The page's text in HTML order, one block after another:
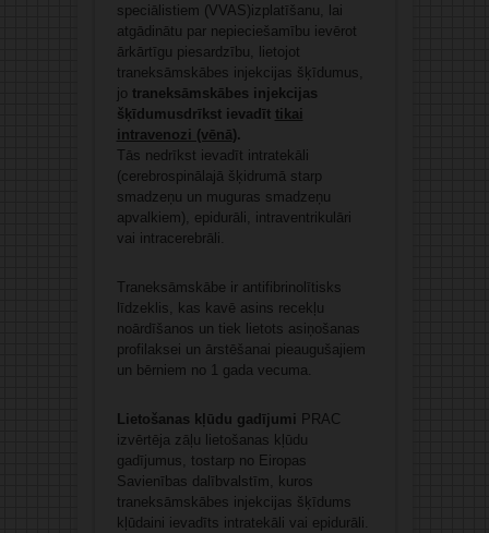
speciālistiem (VVAS)izplatīšanu, lai
atgādinātu par nepieciešamību ievērot
ārkārtīgu piesardzību, lietojot
traneksāmskābes injekcijas šķīdumus,
jo traneksāmskābes injekcijas
šķīdumusdrīkst ievadīt tikai
intravenozi (vēnā).
Tās nedrīkst ievadīt intratekāli
(cerebrospinālajā šķidrumā starp
smadzeņu un muguras smadzeņu
apvalkiem), epidurāli, intraventrikulāri
vai intracerebrāli.
Traneksāmskābe ir antifibrinolītisks
līdzeklis, kas kavē asins recekļu
noārdīšanos un tiek lietots asiņošanas
profilaksei un ārstēšanai pieaugušajiem
un bērniem no 1 gada vecuma.
Lietošanas kļūdu gadījumi PRAC
izvērtēja zāļu lietošanas kļūdu
gadījumus, tostarp no Eiropas
Savienības dalībvalstīm, kuros
traneksāmskābes injekcijas šķīdums
kļūdaini ievadīts intratekāli vai epidurāli.